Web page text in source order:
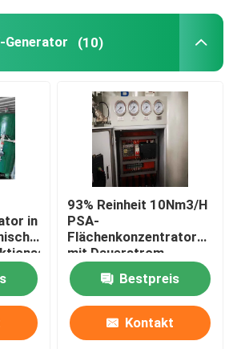
(10)
in
93% Reinheit 10Nm3/H
PSA-
Flächenkonzentrator
mit Dauerstrom
Bestpreis
Kontakt